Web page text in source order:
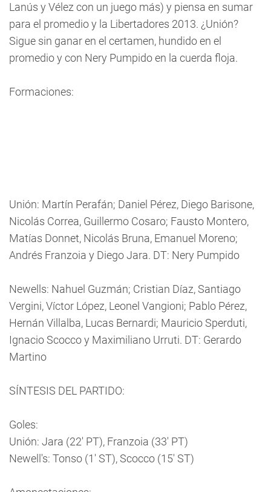
Lanús y Vélez con un juego más) y piensa en sumar
para el promedio y la Libertadores 2013. ¿Unión?
Sigue sin ganar en el certamen, hundido en el
promedio y con Nery Pumpido en la cuerda floja.
Formaciones:
Unión: Martín Perafán; Daniel Pérez, Diego Barisone,
Nicolás Correa, Guillermo Cosaro; Fausto Montero,
Matías Donnet, Nicolás Bruna, Emanuel Moreno;
Andrés Franzoia y Diego Jara. DT: Nery Pumpido
Newells: Nahuel Guzmán; Cristian Díaz, Santiago
Vergini, Víctor López, Leonel Vangioni; Pablo Pérez,
Hernán Villalba, Lucas Bernardi; Mauricio Sperduti,
Ignacio Scocco y Maximiliano Urruti. DT: Gerardo
Martino
SÍNTESIS DEL PARTIDO:
Goles:
Unión: Jara (22' PT), Franzoia (33' PT)
Newell's: Tonso (1' ST), Scocco (15' ST)